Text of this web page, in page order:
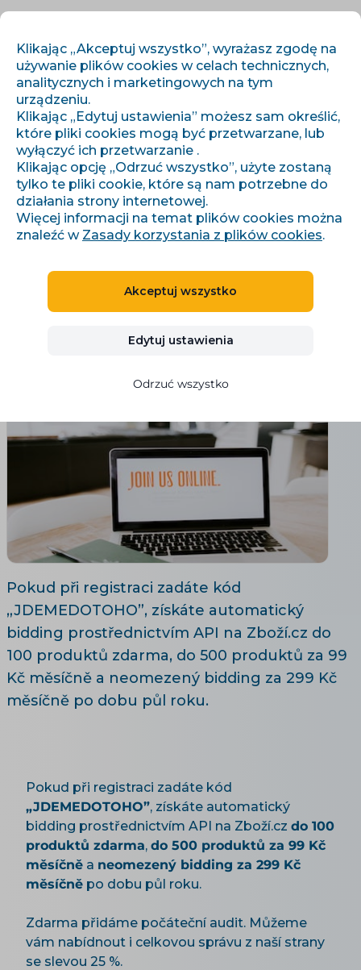
Úvod ›Artykuły i informacje›
Zářijová akce pro bidding na Zboží.cz
Zářijová akce pro bidding
na Zboží.cz
Denisa Pilařová
Pokud při registraci zadáte kód
„JDEMEDOTOHO”, získáte automatický
bidding prostřednictvím API na Zboží.cz do
100 produktů zdarma, do 500 produktů za 99
Kč měsíčně a neomezený bidding za 299 Kč
měsíčně po dobu půl roku.
Pokud při registraci zadáte kód
„JDEMEDOTOHO”, získáte automatický
bidding prostřednictvím API na Zboží.cz do 100
produktů zdarma, do 500 produktů za 99 Kč
měsíčně a neomezený bidding za 299 Kč
měsíčně po dobu půl roku.
Zdarma přidáme počáteční audit. Můžeme
vám nabídnout i celkovou správu z naší strany
se slevou 25 %.
Klikając „Akceptuj wszystko”, wyrażasz zgodę na
używanie plików cookies w celach technicznych,
analitycznych i marketingowych na tym
urządzeniu.
Klikając „Edytuj ustawienia” możesz sam określić,
które pliki cookies mogą być przetwarzane, lub
wyłączyć ich przetwarzanie .
Klikając opcję „Odrzuć wszystko”, użyte zostaną
tylko te pliki cookie, które są nam potrzebne do
działania strony internetowej.
Więcej informacji na temat plików cookies można
znaleźć w Zasady korzystania z plików cookies.
Akceptuj wszystko
Edytuj ustawienia
Odrzuć wszystko